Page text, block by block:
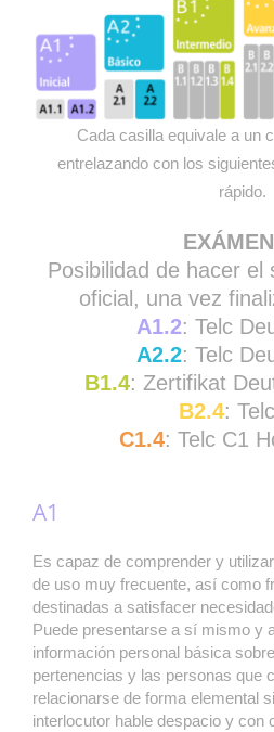
Cada casilla equivale a un
entrelazando con los
rápido.
Posibilidad de hacer el
oficial, una vez
A1.2: Telc
A2.2: Telc
B1.4: Zertifikat
B2.4:
C1.4: Telc C1
A1
Es capaz de comprender y
de uso muy frecuente, así como
destinadas a satisfacer
Puede presentarse a sí mismo y
información personal básica
pertenencias y las personas que
relacionarse de forma elemental
interlocutor hable despacio y con